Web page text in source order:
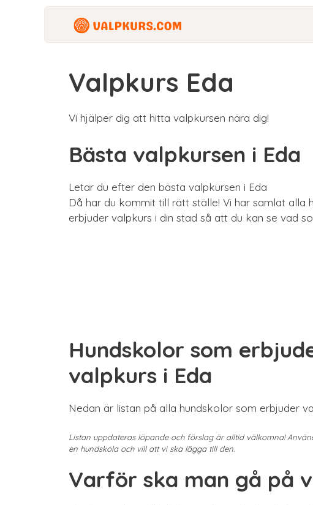
Valpkurs Eda
Vi hjälper dig att hitta valpkursen nära dig!
Bästa valpkursen i Eda
Letar du efter den bästa valpkursen i Eda
Då har du kommit till rätt ställe! Vi har samlat alla
erbjuder valpkurs i din stad så att du kan se vad
Hundskolor som
valpkurs i Eda
Nedan är listan på alla hundskolor som erbjuder
Listan uppdateras löpande och förslag är alltid välkomna!
en hundskola och vill att vi ska lägga till den.
Varför ska man gå på